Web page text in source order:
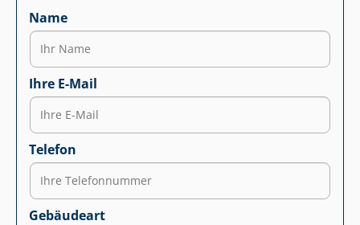
Name
Ihre E-Mail
Telefon
Gebäudeart